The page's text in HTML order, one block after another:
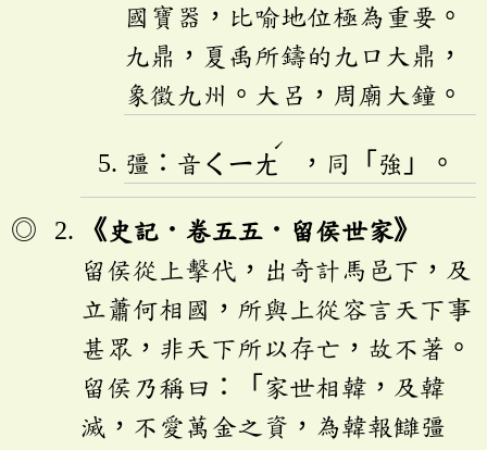
國寶器，比喻地位極為重要。
九鼎，夏禹所鑄的九口大鼎，
象徵九州。大呂，周廟大鐘。
彊：音 ㄑㄧㄤ
ˊ
，同「強」。
《史記．卷五五．留侯世家》
留侯從上擊代，出奇計馬邑下，及
立蕭何相國，所與上從容言天下事
甚眾，非天下所以存亡，故不著。
留侯乃稱曰：「家世相韓，及韓
滅，不愛萬金之資，為韓報讎彊